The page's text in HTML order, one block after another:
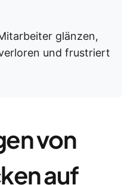
glänzen,
und frustriert
von
auf